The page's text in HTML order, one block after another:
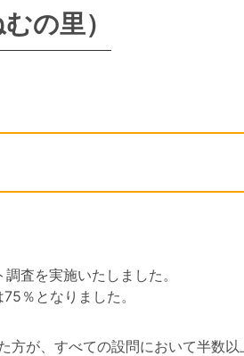
の里）
査を実施いたしました。
％となりました。
が、すべての設問において半数以